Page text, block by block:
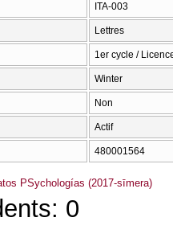
ITA-003
Lettres
1er cycle /
Winter
Non
Actif
480001564
PSychologías (2017-sīmera)
0